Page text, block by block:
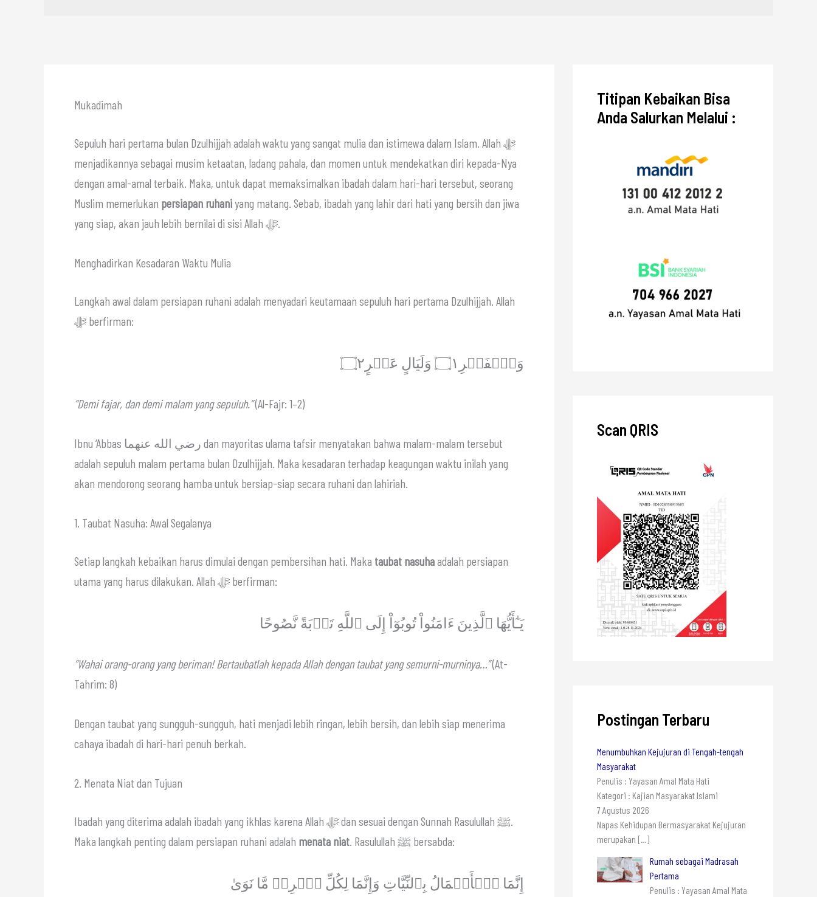
Mukadimah
Sepuluh hari pertama bulan Dzulhijjah adalah waktu yang sangat mulia dan istimewa dalam Islam. Allah ﷻ
menjadikannya sebagai musim ketaatan, ladang pahala, dan momen untuk mendekatkan diri kepada-Nya
dengan amal-amal terbaik. Maka, untuk dapat memaksimalkan ibadah dalam hari-hari tersebut, seorang
Muslim memerlukan persiapan ruhaniyang matang. Sebab, ibadah yang lahir dari hati yang bersih dan jiwa
Menghadirkan Kesadaran Waktu Mulia
Langkah awal dalam persiapan ruhani adalah menyadari keutamaan sepuluh hari pertama Dzulhijjah. Allah
ﷻ berfirman:
وَٱلۡفَجۡرِ۝١ وَلَيَالٍ عَشۡرٍ۝٢
“Demi fajar, dan demi malam yang sepuluh.”(Al-Fajr: 1–2)
Ibnu ‘Abbas رضي الله عنهما dan mayoritas ulama tafsir menyatakan bahwa malam-malam tersebut
adalah sepuluh malam pertama bulan Dzulhijjah. Maka kesadaran terhadap keagungan waktu inilah yang
akan mendorong seorang hamba untuk bersiap-siap secara ruhani dan lahiriah.
1. Taubat Nasuha: Awal Segalanya
Setiap langkah kebaikan harus dimulai dengan pembersihan hati. Maka taubat nasuhaadalah persiapan
utama yang harus dilakukan. Allah ﷻ berfirman:
يَـٰٓأَيُّهَا ٱلَّذِينَ ءَامَنُواْ تُوبُوٓاْ إِلَى ٱللَّهِ تَوۡبَةً نَّصُوحًا
“Wahai orang-orang yang beriman! Bertaubatlah kepada Allah dengan taubat yang semurni-murninya…”(At-
Tahrim: 8)
Dengan taubat yang sungguh-sungguh, hati menjadi lebih ringan, lebih bersih, dan lebih siap menerima
cahaya ibadah di hari-hari penuh berkah.
2. Menata Niat dan Tujuan
Ibadah yang diterima adalah ibadah yang ikhlas karena Allah ﷻ dan sesuai dengan Sunnah Rasulullah ﷺ.
Maka langkah penting dalam persiapan ruhani adalah menata niat . Rasulullah ﷺ bersabda:
إِنَّمَا ٱلۡأَعۡمَالُ بِٱلنِّيَّاتِ وَإِنَّمَا لِكُلِّ ٱمۡرِئٖ مَّا نَوَىٰ
Titipan Kebaikan Bisa
Anda Salurkan Melalui :
Scan QRIS
Postingan Terbaru
Menumbuhkan Kejujuran di Tengah-tengah
Masyarakat
Penulis : Yayasan Amal Mata Hati
Kategori : Kajian Masyarakat Islami
7 Agustus 2026
Napas Kehidupan Bermasyarakat Kejujuran
merupakan […]
Rumah sebagai Madrasah
Pertama
Penulis : Yayasan Amal Mata